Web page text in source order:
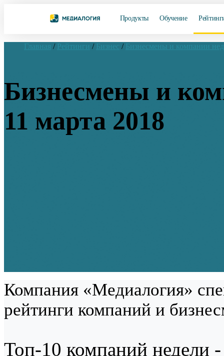
Продукты Обучение
Главная / Рейтинги / Бизнес / Бизнесмены и компании
Бизнесмены и
11 марта 2018
Компания «Медиалогия»
рейтинги компаний и
Топ-10 компаний недели